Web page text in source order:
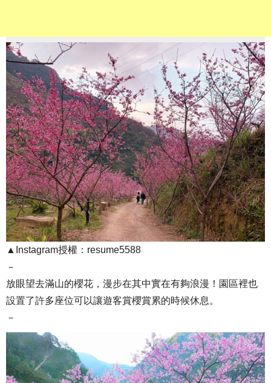
▲Instagram授權：resume5588
－
放眼望去滿山的櫻花，漫步在其中實在有夠浪漫！園區裡也
設置了許多座位可以讓遊客賞櫻賞累的時候休息。
－